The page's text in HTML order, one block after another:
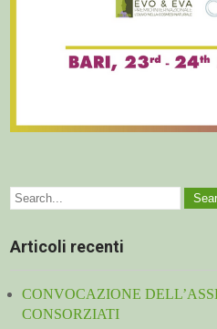
Articoli recenti
CONVOCAZIONE
CONSORZIATI